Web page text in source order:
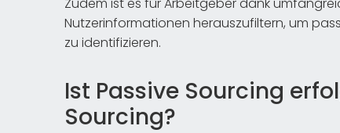
Nutzerinformationen herauszufiltern, um
zu identifizieren.
Ist Passive Sourcing
Sourcing?